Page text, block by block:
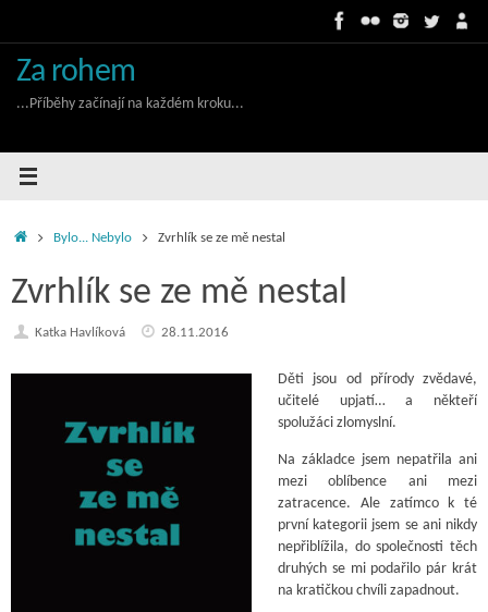
Za rohem
...Příběhy začínají na každém kroku...
HomeBylo... Nebylo Zvrhlík se ze mě nestal
Zvrhlík se ze mě nestal
Katka Havlíková 28.11.2016
Děti jsou od přírody zvědavé,
učitelé upjatí… a někteří
spolužáci zlomyslní.
Na základce jsem nepatřila ani
mezi oblíbence ani mezi
zatracence. Ale zatímco k té
první kategorii jsem se ani nikdy
nepřiblížila, do společnosti těch
druhých se mi podařilo pár krát
na kratičkou chvíli zapadnout.